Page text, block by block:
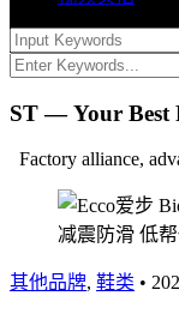
ST — Your Best
Factory alliance,
其他品牌, 鞋类 •